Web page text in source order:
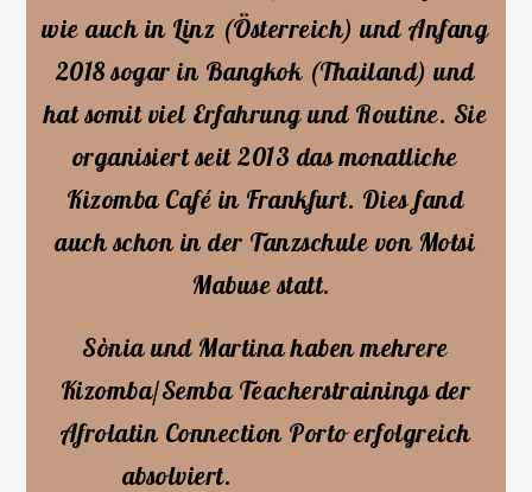
wie auch in Linz (Österreich) und Anfang
2018 sogar in Bangkok (Thailand) und
hat somit viel Erfahrung und Routine. Sie
organisiert seit 2013 das monatliche
Kizomba Café in Frankfurt. Dies fand
auch schon in der Tanzschule von Motsi
Mabuse statt.
Sònia und Martina haben mehrere
Kizomba/Semba Teacherstrainings der
Afrolatin Connection Porto erfolgreich
absolviert.